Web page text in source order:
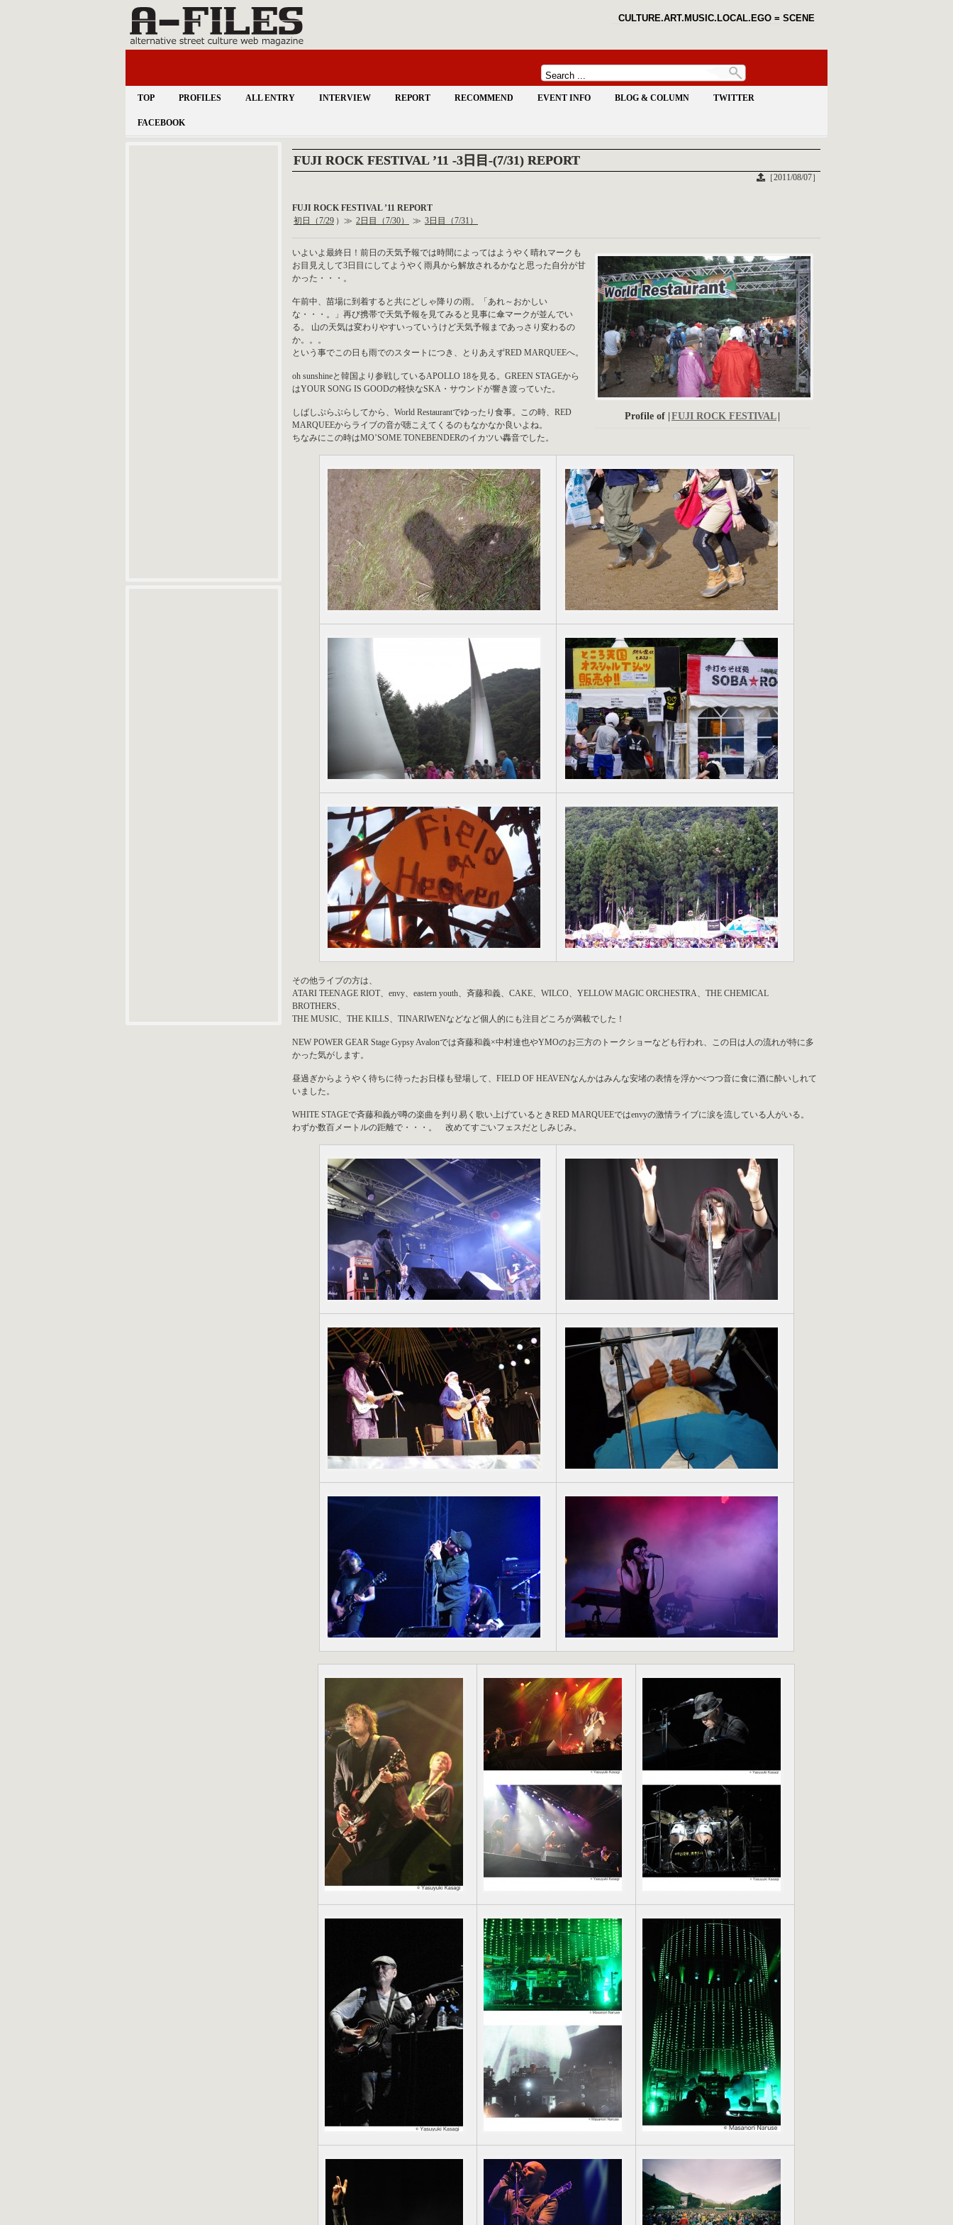
CULTURE.ART.MUSIC.LOCAL.EGO = SCENE
TOP PROFILES ALL ENTRY INTERVIEW REPORT RECOMMEND EVENT INFO BLOG & COLUMN TWITTER
FACEBOOK
FUJI ROCK FESTIVAL ’11 -3日目-(7/31) REPORT
［2011/08/07］
FUJI ROCK FESTIVAL ’11 REPORT
初日（7/29 ）≫ 2日目（7/30） ≫ 3日目（7/31）
Profile of | FUJI ROCK FESTIVAL
いよいよ最終日！前日の天気予報では時間によってはようやく晴れマークも
お目見えして3日目にしてようやく雨具から解放されるかなと思った自分が甘
かった・・・。
午前中、苗場に到着すると共にどしゃ降りの雨。「あれ～おかしい
な・・・。」再び携帯で天気予報を見てみると見事に傘マークが並んでい
る。 山の天気は変わりやすいっていうけど天気予報まであっさり変わるの
か。。。
という事でこの日も雨でのスタートにつき、とりあえずRED MARQUEEへ。
oh sunshineと韓国より参戦しているAPOLLO 18を見る。GREEN STAGEから
はYOUR SONG IS GOODの軽快なSKA・サウンドが響き渡っていた。
しばしぷらぷらしてから、World Restaurantでゆったり食事。この時、RED
MARQUEEからライブの音が聴こえてくるのもなかなか良いよね。
ちなみにこの時はMO’SOME TONEBENDERのイカツい轟音でした。
その他ライブの方は、
ATARI TEENAGE RIOT、envy、eastern youth、斉藤和義、CAKE、WILCO、YELLOW MAGIC ORCHESTRA、THE CHEMICAL
BROTHERS、
THE MUSIC、THE KILLS、TINARIWENなどなど個人的にも注目どころが満載でした！
NEW POWER GEAR Stage Gypsy Avalonでは斉藤和義×中村達也やYMOのお三方のトークショーなども行われ、この日は人の流れが特に多
かった気がします。
昼過ぎからようやく待ちに待ったお日様も登場して、FIELD OF HEAVENなんかはみんな安堵の表情を浮かべつつ音に食に酒に酔いしれて
いました。
WHITE STAGEで斉藤和義が噂の楽曲を判り易く歌い上げているときRED MARQUEEではenvyの激情ライブに涙を流している人がいる。
わずか数百メートルの距離で・・・。 改めてすごいフェスだとしみじみ。